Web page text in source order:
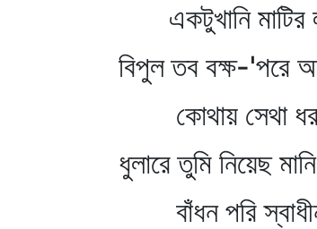
একটুখানি মাটির
বিপুল তব বক্ষ-'পরে
কোথায় সেথা
ধুলারে তুমি নিয়েছ
বাঁধন পরি